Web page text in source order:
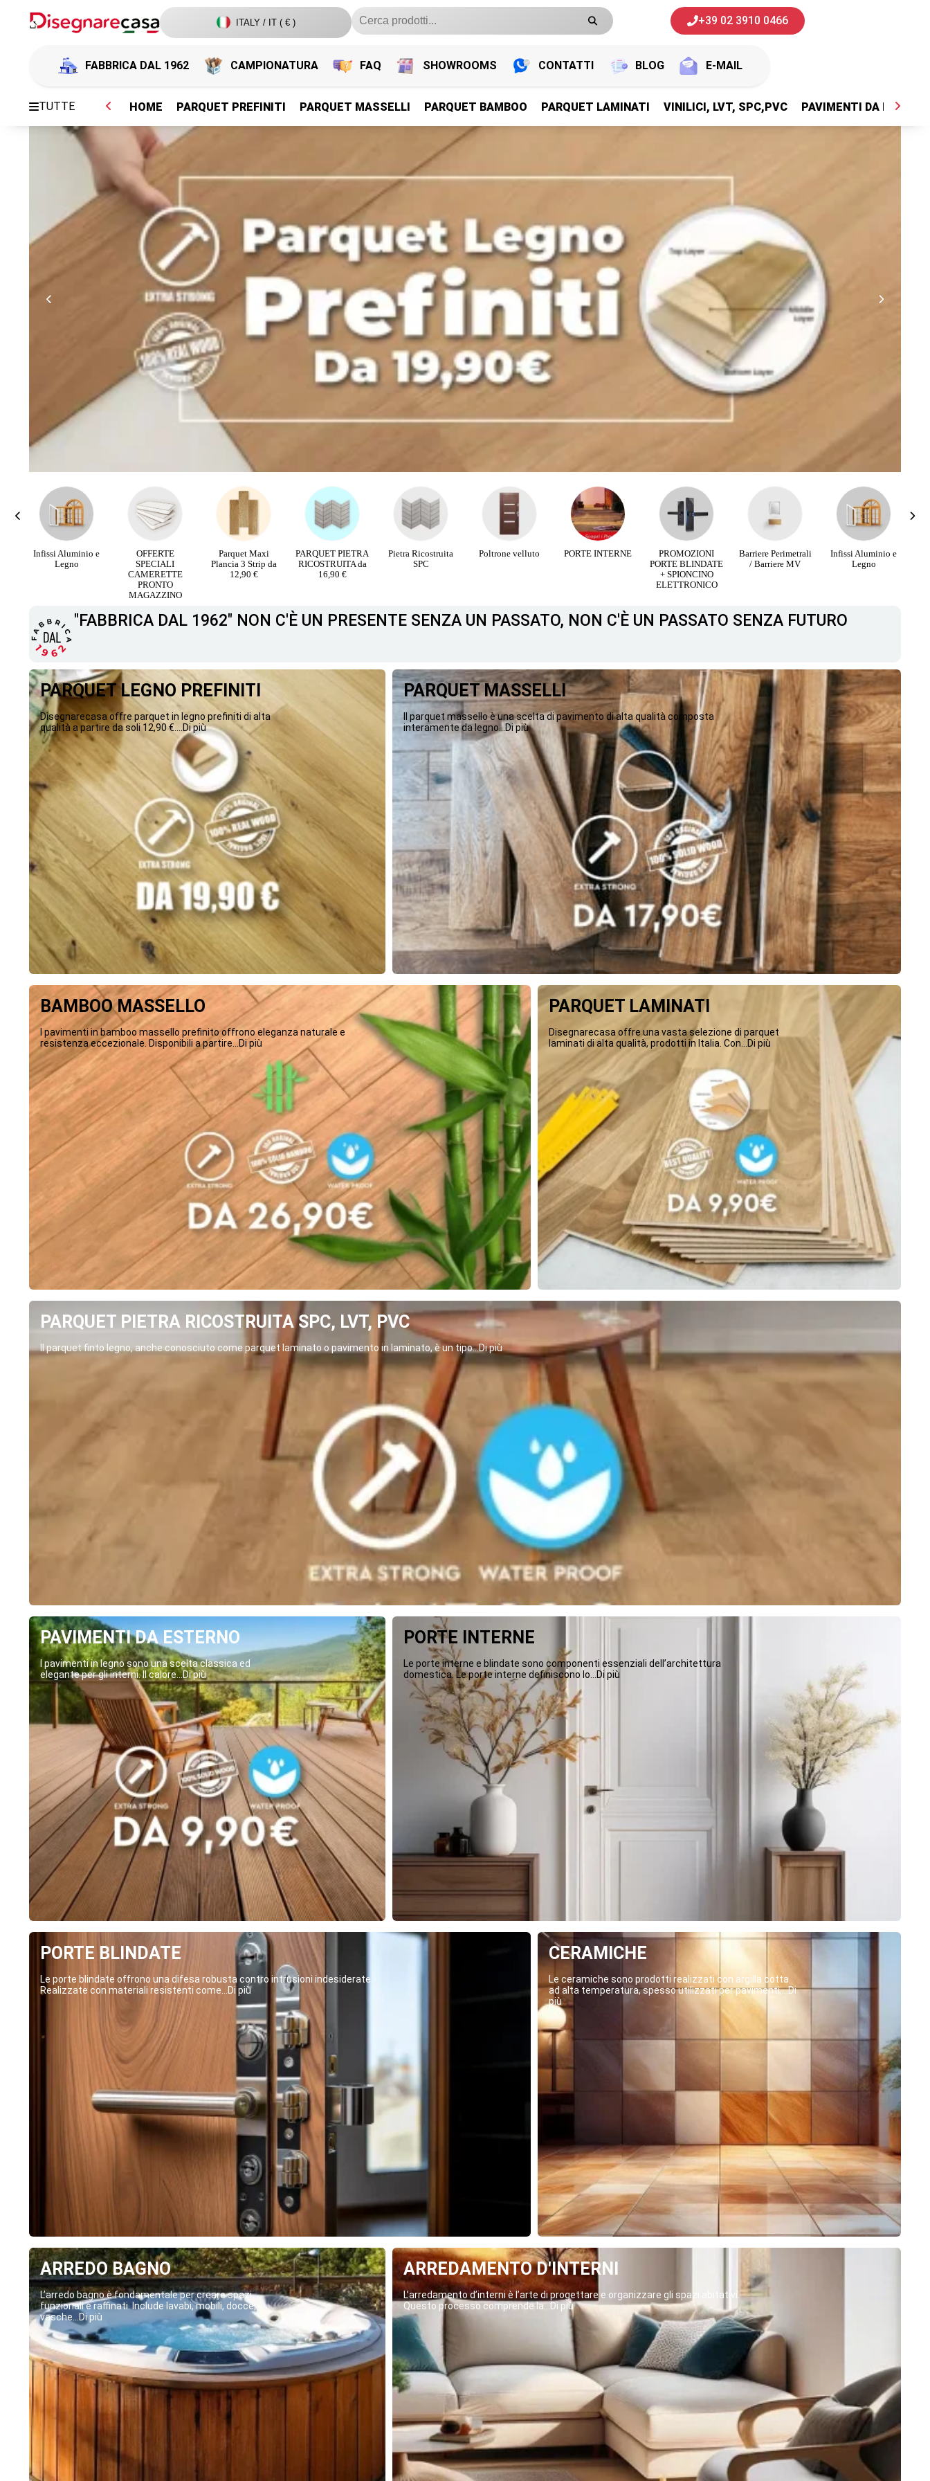
ITALY / IT ( € ) +39 02 3910 0466
FABBRICA DAL 1962 CAMPIONATURA FAQ SHOWROOMS CONTATTI BLOG E-MAIL
TUTTE
PARQUET PREFINITI
Parquet Legno Prefiniti
HOME PARQUET PREFINITI PARQUET MASSELLI PARQUET BAMBOO PARQUET LAMINATI VINILICI, LVT, SPC,PVC PAVIMENTI DA ESTERNI
PARQUET PREFINITI
Parquet Legno Prefiniti
OFFERTE
SPECIALI
Parquet Maxi
Plancia 3 Strip da
12,90 €
PARQUET PIETRA
RICOSTRUITA da
16,90 €
Pietra Ricostruita
SPC
Poltrone velluto PORTE INTERNE
PROMOZIONI
Barriere Perimetrali
/ Barriere MV
Infissi Aluminio e
Legno
OFFERTE
SPECIALI
"FABBRICA DAL 1962" NON C'È UN PRESENTE SENZA UN PASSATO, NON C'È UN PASSATO SENZA FUTURO
PARQUET LEGNO PREFINITI
Disegnarecasa offre parquet in legno prefiniti di alta
qualità a partire da soli 12,90 €....Di più
PARQUET MASSELLI
Il parquet massello è una scelta di pavimento di alta qualità composta
interamente da legno...Di più
BAMBOO MASSELLO
I pavimenti in bamboo massello prefinito offrono eleganza naturale e
resistenza eccezionale. Disponibili a partire...Di più
PARQUET LAMINATI
Disegnarecasa offre una vasta selezione di parquet
laminati di alta qualità, prodotti in Italia. Con...Di più
PARQUET PIETRA RICOSTRUITA SPC, LVT, PVC
Il parquet finto legno, anche conosciuto come parquet laminato o pavimento in laminato, è un tipo...Di più
PAVIMENTI DA ESTERNO
I pavimenti in legno sono una scelta classica ed
elegante per gli interni. Il calore...Di più
PORTE INTERNE
Le porte interne e blindate sono componenti essenziali dell’architettura
domestica. Le porte interne definiscono lo...Di più
PORTE BLINDATE
Le porte blindate offrono una difesa robusta contro intrusioni indesiderate.
Realizzate con materiali resistenti come...Di più
CERAMICHE
Le ceramiche sono prodotti realizzati con argilla cotta
ad alta temperatura, spesso utilizzati per pavimenti,...Di
più
ARREDO BAGNO
L’arredo bagno è fondamentale per creare spazi
funzionali e raffinati. Include lavabi, mobili, docce,
vasche...Di più
ARREDAMENTO D'INTERNI
L’arredamento d’interni è l’arte di progettare e organizzare gli spazi abitativi.
Questo processo comprende la...Di più